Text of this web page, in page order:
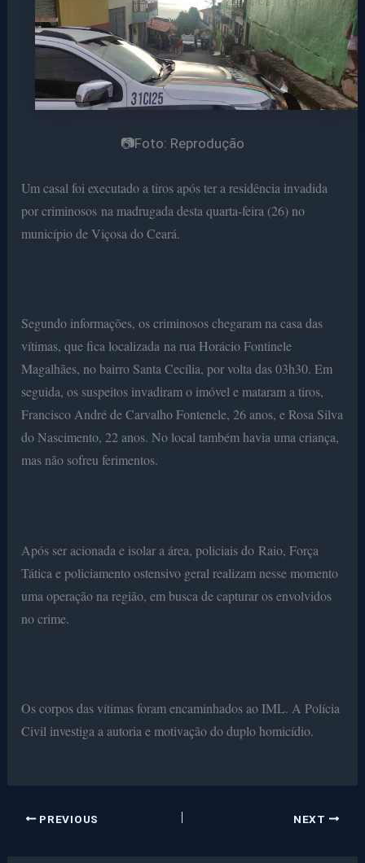
📷Foto: Reprodução
Um casal foi executado a tiros após ter a residência invadida
por criminosos na madrugada desta quarta-feira (26) no
município de Viçosa do Ceará.
Segundo informações, os criminosos chegaram na casa das
vítimas, que fica localizada na rua Horácio Fontinele
Magalhães, no bairro Santa Cecília, por volta das 03h30. Em
seguida, os suspeitos invadiram o imóvel e mataram a tiros,
Francisco André de Carvalho Fontenele, 26 anos, e Rosa Silva
do Nascimento, 22 anos. No local também havia uma criança,
mas não sofreu ferimentos.
Após ser acionada e isolar a área, policiais do Raio, Força
Tática e policiamento ostensivo geral realizam nesse momento
uma operação na região, em busca de capturar os envolvidos
no crime.
Os corpos das vítimas foram encaminhados ao IML. A Polícia
Civil investiga a autoria e motivação do duplo homicídio.
PREVIOUS NEXT